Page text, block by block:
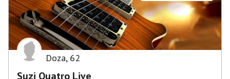
Doza, 62
Suzi Quatro Live